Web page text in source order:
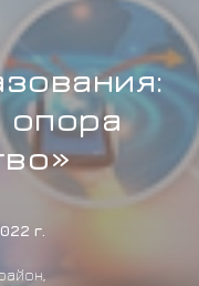
опора
г.